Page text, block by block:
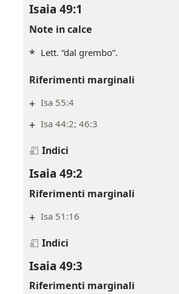
Isaia 49:1
Note in calce
* Lett. “dal grembo”.
Riferimenti marginali
+ Isa 55:4
+ Isa 44:2; 46:3
Indici
Isaia 49:2
Riferimenti marginali
+ Isa 51:16
Indici
Isaia 49:3
Riferimenti marginali